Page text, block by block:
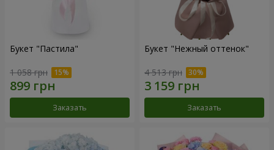
Букет "Пастила"
1 058 грн
Заказать
Букет "Нежный оттенок"
4 513 грн
Заказать